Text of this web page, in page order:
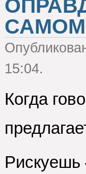
15:04.
Когда
Рискуешь